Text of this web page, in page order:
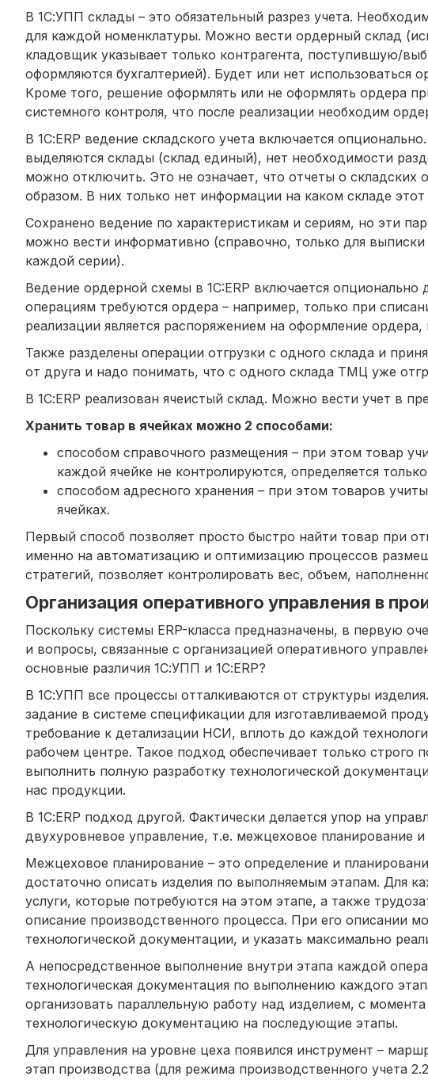
В 1С:УПП склады – это обязательный разрез учета.
для каждой номенклатуры. Можно вести ордерный склад
кладовщик указывает только контрагента, поступившую/
оформляются бухгалтерией). Будет или нет использоваться
Кроме того, решение оформлять или не оформлять ордера
системного контроля, что после реализации необходим
В 1С:ERP ведение складского учета включается
выделяются склады (склад единый), нет необходимости
можно отключить. Это не означает, что отчеты о
образом. В них только нет информации на каком складе
Сохранено ведение по характеристикам и сериям, но эти
можно вести информативно (справочно, только для
каждой серии).
Ведение ордерной схемы в 1C:ERP включается
операциям требуются ордера – например, только при
реализации является распоряжением на оформление
Также разделены операции отгрузки с одного склада и
от друга и надо понимать, что с одного склада ТМЦ уже
В 1С:ERP реализован ячеистый склад. Можно вести учет в
Хранить товар в ячейках можно 2 способами:
способом справочного размещения – при этом товар
каждой ячейке не контролируются, определяется
способом адресного хранения – при этом товаров
ячейках.
Первый способ позволяет просто быстро найти товар при
именно на автоматизацию и оптимизацию процессов
стратегий, позволяет контролировать вес, объем,
Организация оперативного управления в
Поскольку системы ERP-класса предназначены, в первую
и вопросы, связанные с организацией оперативного
основные различия 1С:УПП и 1С:ERP?
В 1С:УПП все процессы отталкиваются от структуры
задание в системе спецификации для изготавливаемой
требование к детализации НСИ, вплоть до каждой
рабочем центре. Такое подход обеспечивает только
выполнить полную разработку технологической
нас продукции.
В 1С:ERP подход другой. Фактически делается упор на
двухуровневое управление, т.е. межцеховое планирование
Межцеховое планирование – это определение и
достаточно описать изделия по выполняемым этапам. Для
услуги, которые потребуются на этом этапе, а также
описание производственного процесса. При его описании
технологической документации, и указать максимально
А непосредственное выполнение внутри этапа каждой
технологическая документация по выполнению каждого
организовать параллельную работу над изделием, с
технологическую документацию на последующие этапы.
Для управления на уровне цеха появился инструмент –
этап производства (для режима производственного учета